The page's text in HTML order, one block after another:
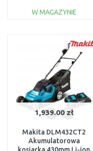
W MAGAZYNIE
Do porównania
1,939.00 zł
Makita DLM432CT2
Akumulatorowa